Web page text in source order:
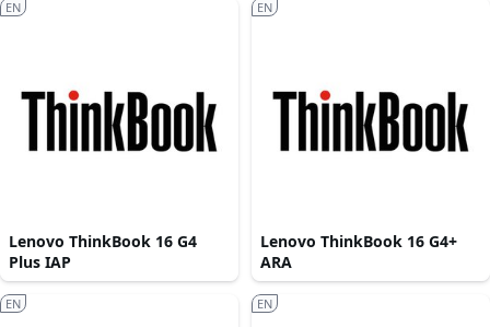
Lenovo ThinkBook 16 G4
Plus IAP
EN
Lenovo ThinkBook 16 G4+
ARA
EN
EN EN